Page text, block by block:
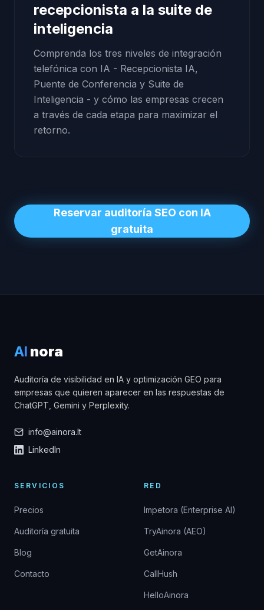
recepcionista a la suite de
inteligencia
Comprenda los tres niveles de integración
telefónica con IA - Recepcionista IA,
Puente de Conferencia y Suite de
Inteligencia - y cómo las empresas crecen
a través de cada etapa para maximizar el
retorno.
Reservar auditoría SEO con IA
gratuita
AI nora
Auditoría de visibilidad en IA y optimización GEO para
empresas que quieren aparecer en las respuestas de
ChatGPT, Gemini y Perplexity.
info@ainora.lt
LinkedIn
SERVICIOS
Precios
Auditoría gratuita
Blog
Contacto
RED
Impetora (Enterprise AI)
TryAinora (AEO)
GetAinora
CallHush
HelloAinora